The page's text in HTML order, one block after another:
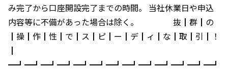
み完了から口座開設完了までの時間。 当社休業日や申込
内容等に不備があった場合は除く。 抜┃群┃の
┃操┃作┃性┃で┃ス┃ピ┃ー┃デ┃ィ┃な┃取┃引┃！
┃
━┛━┛━┛━┛━┛━┛━┛━┛━┛━┛━┛━┛━┛